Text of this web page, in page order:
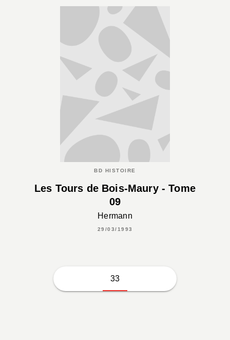
BD HISTOIRE
Les Tours de Bois-Maury - Tome
09
Hermann
29/03/1993
33